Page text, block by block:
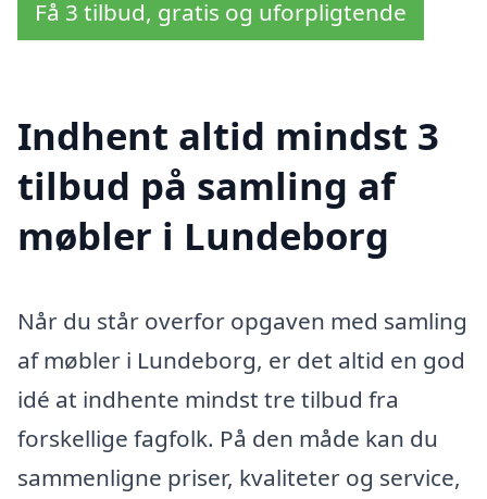
Få 3 tilbud, gratis og uforpligtende
Indhent altid mindst 3
tilbud på samling af
møbler i Lundeborg
Når du står overfor opgaven med samling
af møbler i Lundeborg, er det altid en god
idé at indhente mindst tre tilbud fra
forskellige fagfolk. På den måde kan du
sammenligne priser, kvaliteter og service,